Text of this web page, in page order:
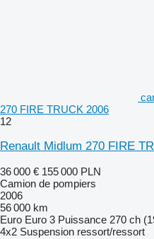
270 FIRE TRUCK 2006
12
Renault Midlum 270 FIRE
36 000 € 155 000 PLN
Camion de pompiers
2006
56 000 km
Euro Euro 3 Puissance 270 ch
4x2 Suspension ressort/ressort